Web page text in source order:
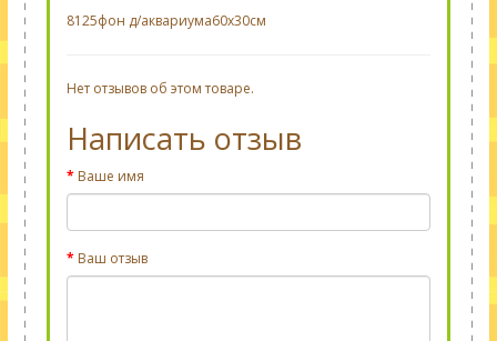
8125фон д/аквариума60х30см
Нет отзывов об этом товаре.
Написать отзыв
Ваше имя
Ваш отзыв